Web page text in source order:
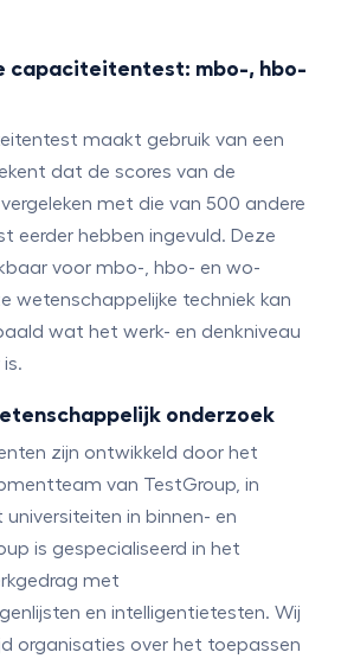
capaciteitentest: mbo-, hbo-
maakt gebruik van een
dat de scores van de
met die van 500 andere
eerder hebben ingevuld. Deze
voor mbo-, hbo- en wo-
wetenschappelijke techniek kan
wat het werk- en denkniveau
onderzoek
zijn ontwikkeld door het
van TestGroup, in
in binnen- en
is gespecialiseerd in het
met
en intelligentietesten. Wij
organisaties over het toepassen